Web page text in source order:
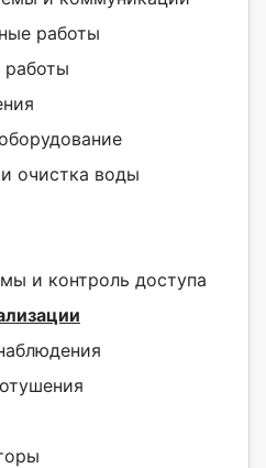
работы
работы
очистка воды
и контроль доступа